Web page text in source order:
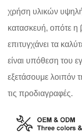
χρήση υλικών
κατασκευή, οπότε η
επιτυγχάνει τα
είναι υπόθεση του
εξετάσουμε λοιπόν
τις προδιαγραφές.